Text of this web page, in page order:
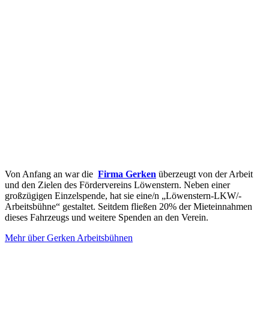
Von Anfang an war die Firma Gerken überzeugt von der Arbeit
und den Zielen des Fördervereins Löwenstern. Neben einer
großzügigen Einzelspende, hat sie eine/n „Löwenstern-LKW/-
Arbeitsbühne“ gestaltet. Seitdem fließen 20% der Mieteinnahmen
dieses Fahrzeugs und weitere Spenden an den Verein.
Mehr über Gerken Arbeitsbühnen